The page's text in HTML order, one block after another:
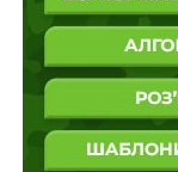
будьякої
уяви про
зазначити, що
російських
приблизно
урахуванням